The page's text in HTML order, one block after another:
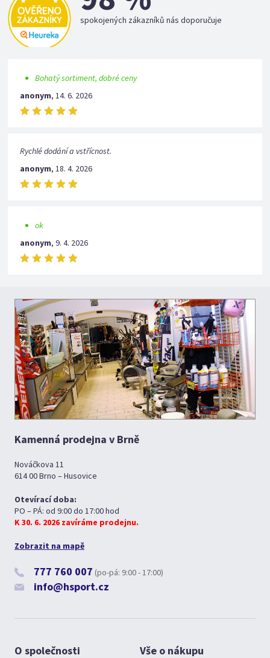
spokojených zákazníků nás doporučuje
Bohatý sortiment, dobré ceny
anonym,14. 6. 2026
Rychlé dodání a vstřícnost.
anonym,18. 4. 2026
ok
anonym,9. 4. 2026
Kamenná prodejna v Brně
Nováčkova 11
614 00 Brno – Husovice
Otevírací doba:
PO – PÁ: od 9:00 do 17:00 hod
K 30. 6. 2026 zavíráme prodejnu.
Zobrazit na mapě
777 760 007 (po-pá: 9:00 - 17:00)
info@hsport.cz
O společnosti Vše o nákupu